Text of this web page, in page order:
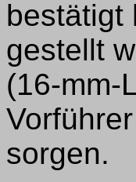
bestätigt
gestellt
(16-mm-
sorgen.